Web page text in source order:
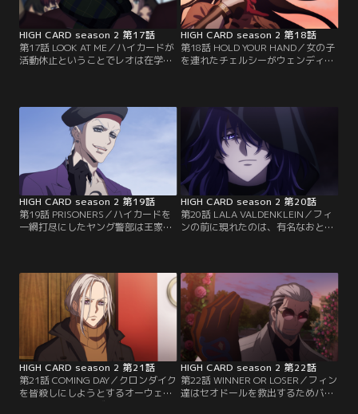
HIGH CARD season 2 第17話
第17話 LOOK AT ME／ハイカードが
活動休止ということでレオは在学し
とに嫌気がさしていたなか、見知ら
ぬ青年がレオの姿をカメラで撮る。
彼はフランソワという名前の転校生
だ。馴れ馴れしく話しかけてくるフ
ランソワを最初は無視していたレオ
だったが…。
HIGH CARD season 2 第18話
第18話 HOLD YOUR HAND／女の子
を連れたチェルシーがウェンディを
ロエの手にはグローブが。どうやら
カード絡みで問題を起こしたらしい
のだが、自信喪失中のウェンディは
迷惑をかけてしまうのではないかと
首を縦に振れない。
HIGH CARD season 2 第19話
第19話 PRISONERS／ハイカードを
一網打尽にしたヤング警部は王家と
家が秘匿にしていることを包み隠さ
ず教えてほしいと提案する。国王は
渋るも、この状況では選択肢がな
い。一方、シュガーは捕らえたバー
ストの能力を明らかにし、クロンダ
イクの内部情報を…。
HIGH CARD season 2 第20話
第20話 LALA VALDENKLEIN／フィ
ンの前に現れたのは、有名なおとぎ
ノの目的、そして初代フォーランド
国王自身がいざという時にカードと
人の絆を断ち切られるよう53枚目の
秘匿とされるカード≪ジョーカー≫
に魂を宿していたことを教える。
HIGH CARD season 2 第21話
第21話 COMING DAY／クロンダイク
を皆殺しにしようとするオーウェン
の介入によって、ゼノンとティルト
HIGH CARD season 2 第22話
第22話 WINNER OR LOSER／フィン
達はセオドールを救出するためバン